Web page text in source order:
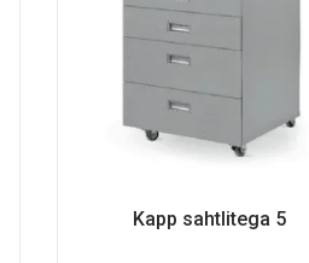
Kapp sahtlitega 5